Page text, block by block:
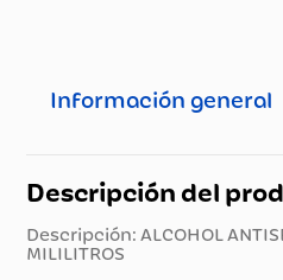
Información general
Descripción del
Descripción: ALCOHOL
MILILITROS